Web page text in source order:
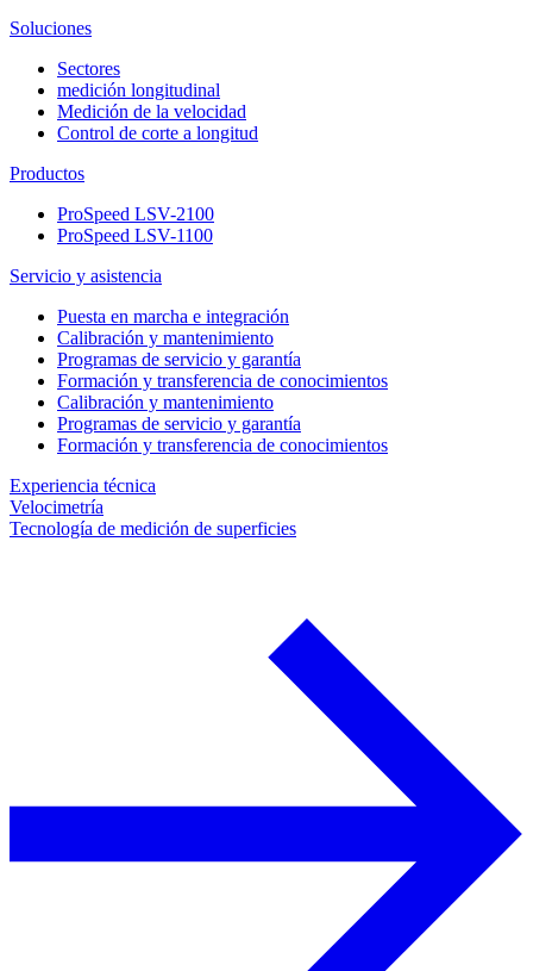
Soluciones
Sectores
medición longitudinal
Medición de la velocidad
Control de corte a longitud
Productos
ProSpeed LSV-2100
ProSpeed LSV-1100
Servicio y asistencia
Puesta en marcha e integración
Calibración y mantenimiento
Programas de servicio y garantía
Formación y transferencia de conocimientos
Calibración y mantenimiento
Programas de servicio y garantía
Formación y transferencia de conocimientos
Experiencia técnica
Velocimetría
Tecnología de medición de superficies